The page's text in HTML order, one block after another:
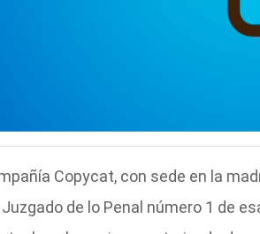
Copycat, con sede en la
de lo Penal número 1 de